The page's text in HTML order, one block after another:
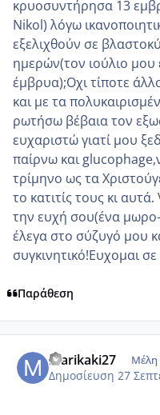
κρυοσυντήρησα 13
Nikol) λόγω
εξελιχθούν σε
ημερών(τον ιούλιο μου
έμβρυα);Οχι τίποτε
και με τα
ρωτήσω βέβαια τον
ευχαριστώ γιατί μου
παίρνω και
τρίμηνο ως τα
το κατιτίς τους κι
την ευχή σου(ένα
έλεγα στο σύζυγό μου
συγκινητικό!Ευχομαι
Παράθεση
marikaki27 Μέλη
Δημοσίευση 27